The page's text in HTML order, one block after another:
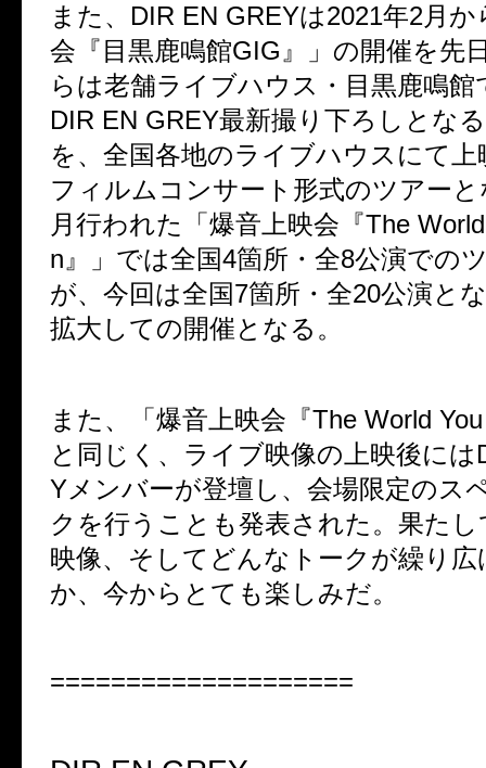
また、 DIR EN GREYは2021年2月か
会『目黒鹿鳴館GIG 』」の開催を先
らは老舗ライブハウス・目黒鹿鳴館
DIR EN GREY最新撮り下ろしとなる
を、全国各地のライブハウスにて
フィルムコンサート形式のツアー
月行われた「爆音上映会『The
n 』」では全国4箇所・全8公演での
が、今回は全国7箇所・全20公演と
拡大しての開催となる。
また、「爆音上映会『The World
と同じく、ライブ映像の上映後には
Yメンバーが登壇し、会場限定のス
クを行うことも発表された。果た
映像、そしてどんなトークが繰り
か、今からとても楽しみだ。
====================